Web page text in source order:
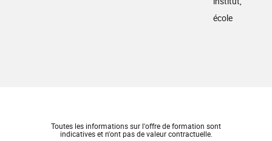
école
Toutes les informations sur l'offre de formation sont
indicatives et n'ont pas de valeur contractuelle.